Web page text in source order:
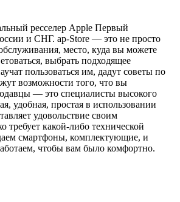
Первый
и СНГ. ap-Store — это не просто
место, куда вы можете
выбрать подходящее
пользоваться им, дадут советы по
возможности того, что вы
— это специалисты высокого
удобная, простая в использовании
удовольствие своим
требует какой-либо технической
смартфоны, комплектующие, и
чтобы вам было комфортно.